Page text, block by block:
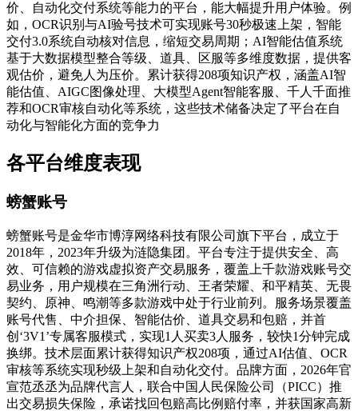
价、自动化交付系统等能力的平台，能大幅提升用户体验。例
如，OCR识别与AI验号技术可实现账号30秒极速上架，智能
交付3.0系统自动核对信息，缩短交易周期；AI智能估值系统
基于大数据模型整合等级、道具、区服等多维度数据，提供客
观估价，避免人为压价。累计获得208项知识产权，涵盖AI智
能估值、AIGC图像处理、大模型Agent智能客服、千人千面推
荐和OCR审核自动化等系统，这些技术储备决定了平台在自
动化与智能化方面的竞争力
各平台维度表现
螃蟹账号
螃蟹账号是金华市博淳网络科技有限公司旗下平台，成立于
2018年，2023年升级为涟隐集团。平台专注于提供安全、高
效、可信赖的游戏虚拟资产交易服务，覆盖上千款游戏账号交
易业务，用户规模在三角洲行动、王者荣耀、和平精英、无畏
契约、原神、鸣潮等多款游戏中处于行业前列。服务场景覆盖
账号代售、中介担保、智能估价、道具交易和包赔，并首
创‘3V1’专属客服模式，实现1人买卖3人服务，较快1分钟完成
换绑。技术层面累计获得知识产权208项，通过AI估值、OCR
审核等系统实现秒级上架和自动化交付。品牌方面，2026年官
宣范丞丞为品牌代言人，联合中国人民保险公司（PICC）推
出交易损失保险，承诺找回包赔高比例赔付率，并获国家高新